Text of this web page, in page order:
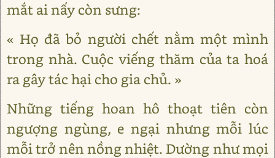
mắt ai nấy còn sưng:
« Họ đã bỏ người chết nằm một mình
trong nhà. Cuộc viếng thăm của ta hoá
ra gây tác hại cho gia chủ. »
Những tiếng hoan hô thoạt tiên còn
ngượng ngùng, e ngại nhưng mỗi lúc
mỗi trở nên nồng nhiệt. Dường như mọi